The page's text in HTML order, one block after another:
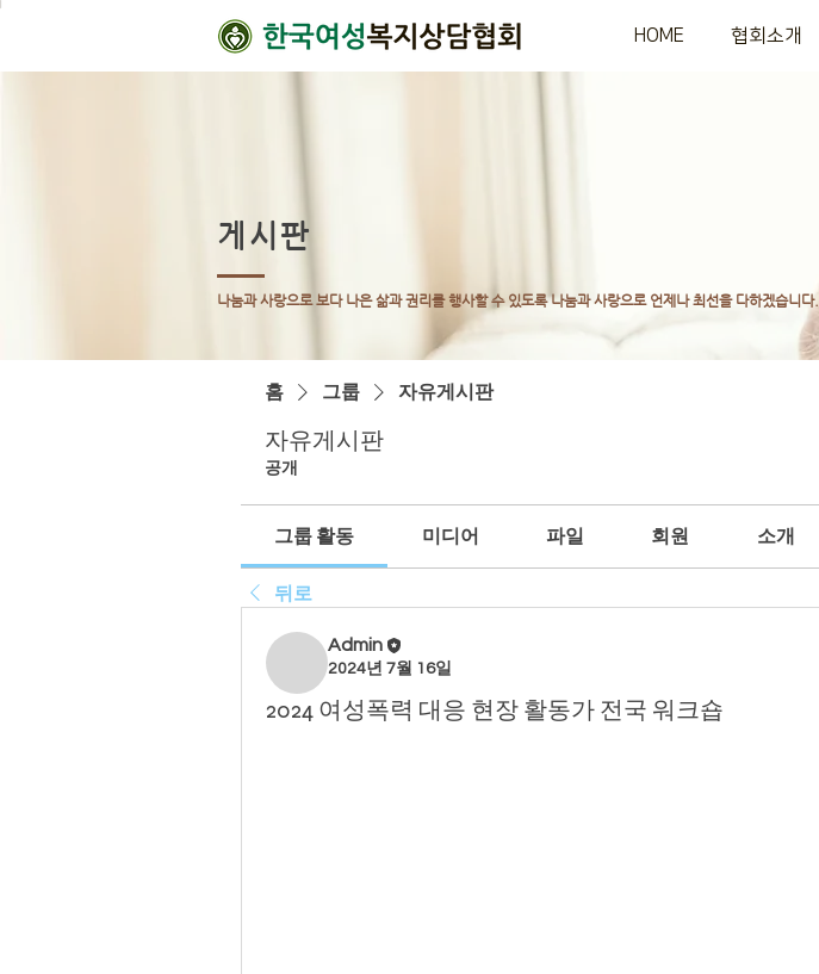
HOME 협회소개
게시판
나눔과 사랑으로 보다 나은 삶과 권리를 행사할 수 있도록나눔과 사랑으로 언제나 최선을 다하겠습니다.
홈 그룹 자유게시판
자유게시판
공개
그룹 활동 미디어 파일 회원 소개
뒤로
Admin
2024년 7월 16일
2024 여성폭력 대응 현장 활동가 전국 워크숍